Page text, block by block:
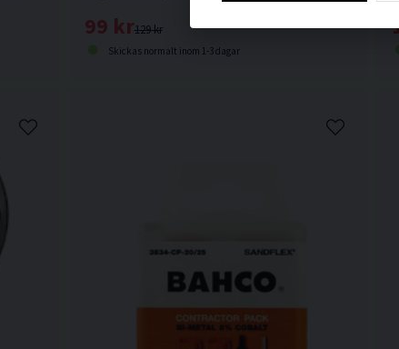
129 kr
99 kr
Skickas normalt inom 1-3 dagar